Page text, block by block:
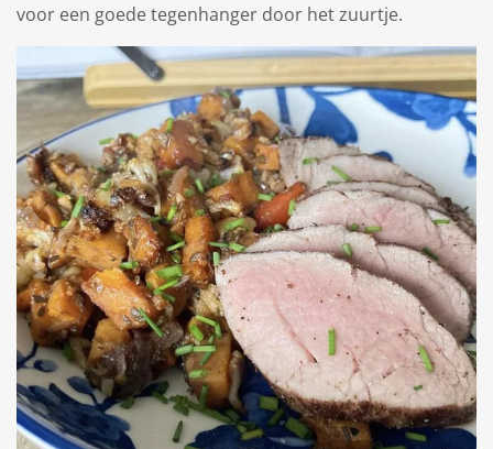
voor een goede tegenhanger door het zuurtje.